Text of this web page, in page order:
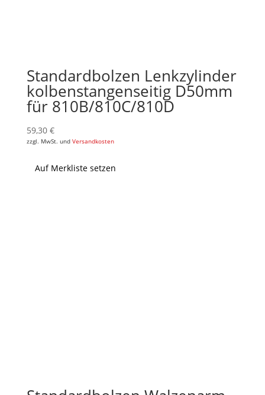
Standardbolzen Lenkzylinder
kolbenstangenseitig D50mm
für 810B/810C/810D
59,30 €
zzgl. MwSt. und Versandkosten
Auf Merkliste setzen